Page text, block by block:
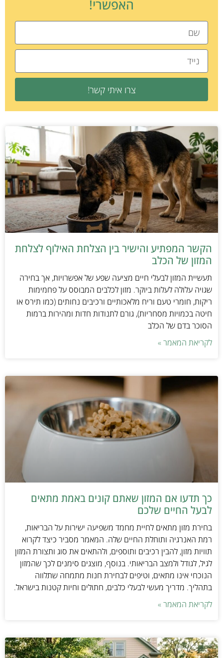
האפשרי!
צרו איתי קשר!
הקשר המפתיע והישיר בין הצלחת האילוף לצלחת
המזון של הכלב
תעשיית המזון לבעלי חיים מציעה שפע של אפשרויות, אך בחירה
שגויה עלולה לעלות ביוקר. מזון לכלבים המבוסס על פחמימות
ריקות, חומרי טעם וריח מלאכותיים ורכיבים נחותים (כמו תירס או
חיטה בכמויות מסחריות), גורם לתנודות חדות ומהירות ברמות
הסוכר בדם של הכלב
לקריאת המאמר »
כך תדעו אם המזון שאתם קונים באמת מתאים
לבעל החיים שלכם
בחירת מזון מתאים לחיית מחמד משפיעה ישירות על הבריאות,
רמת האנרגיה ותוחלת החיים שלה. המאמר מסביר כיצד לקרוא
תוויות מזון, להבין רכיבים ותוספים, ולהתאים את סוג ותצורת המזון
לגיל, לגודל ולמצב הבריאותי. בנוסף, מוצגים סימנים לכך שהמזון
הנוכחי אינו מתאים, וטיפים לבחירת חנות מתמחה שתלווה
בתהליך. מדריך מעשי לבעלי כלבים, חתולים וחיות קטנות בישראל.
לקריאת המאמר »